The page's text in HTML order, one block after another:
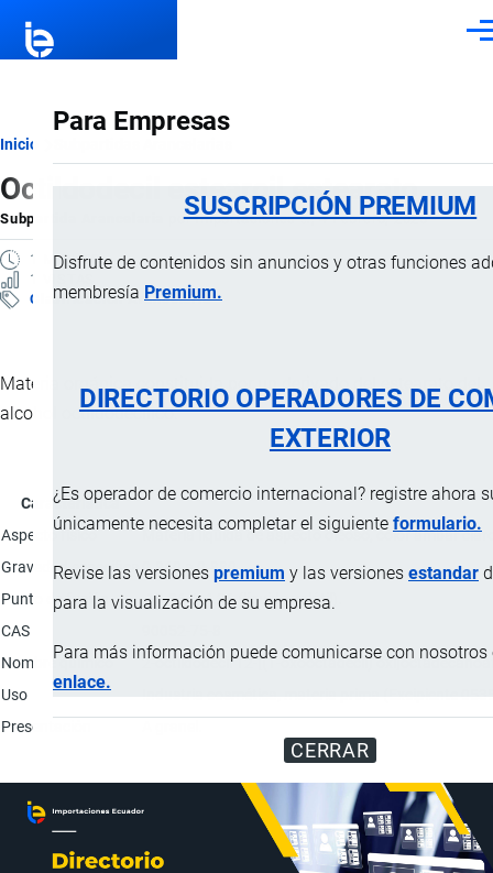
Para Empresas
SUSCRIPCIÓN PREMIUM
Disfrute de contenidos sin anuncios y otras funciones
membresía Premium.
DIRECTORIO OPERADORES DE
EXTERIOR
¿Es operador de comercio internacional? registre ahora
únicamente necesita completar el siguiente formulario.
Revise las versiones premium y las versiones estandar
para la visualización de su empresa.
Para más información puede comunicarse con nosotros
enlace.
CERRAR
Ruta
de
navegación
Inicio
Octildodecil estearoil estearato
Subpartida Arancelaria porImportaciones …, 4 Febrero, 2025
1 MINUTO
1 VISTAS
Clasificación Arancelaria
Materia orgánica constituida por un derivado del estearato del
alcohol octildodecilico.
Característica
Aspecto físico
Materia liquida de aspecto oleoso, color ámbar
Gravedad específica 0.860 a 0.880
Punto de fusión
-13.36 / -4.36 (líquido volátil).
CAS
Nombre químico
2-octildodecil 12-[(1-oxooctadecil)
Uso
Presentación